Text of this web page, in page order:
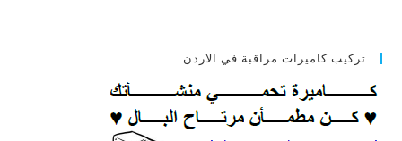
تركيب كاميرات مراقبة في الاردن